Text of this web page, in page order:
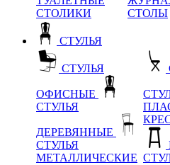
СТОЛИКИ
СТОЛЫ
СТУЛЬЯ
СТУЛЬЯ
ОФИСНЫЕ
СТУЛЬЯ
ДЕРЕВЯННЫЕ
СТУЛЬЯ
МЕТАЛЛИЧЕСКИЕ